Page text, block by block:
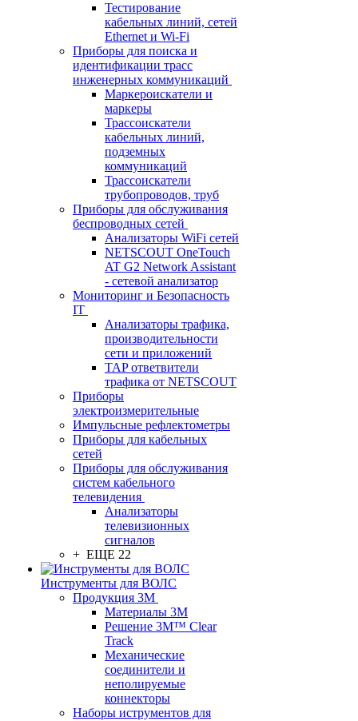
Тестирование
кабельных линий, сетей
Ethernet и Wi-Fi
Приборы для поиска и
идентификации трасс
инженерных коммуникаций
Маркероискатели и
маркеры
Трассоискатели
кабельных линий,
подземных
коммуникаций
Трассоискатели
трубопроводов, труб
Приборы для обслуживания
беспроводных сетей
Анализаторы WiFi сетей
NETSCOUT OneTouch
AT G2 Network Assistant
- сетевой анализатор
Мониторинг и Безопасность
IT
Анализаторы трафика,
производительности
сети и приложений
TAP ответвители
трафика от NETSCOUT
Приборы
электроизмерительные
Импульсные рефлектометры
Приборы для кабельных
сетей
Приборы для обслуживания
систем кабельного
телевидения
Анализаторы
телевизионных
сигналов
+ ЕЩЕ 22
Инструменты для ВОЛС
Продукция 3M
Материалы 3М
Решение 3M™ Clear
Track
Механические
соединители и
неполируемые
коннекторы
Наборы иструментов для